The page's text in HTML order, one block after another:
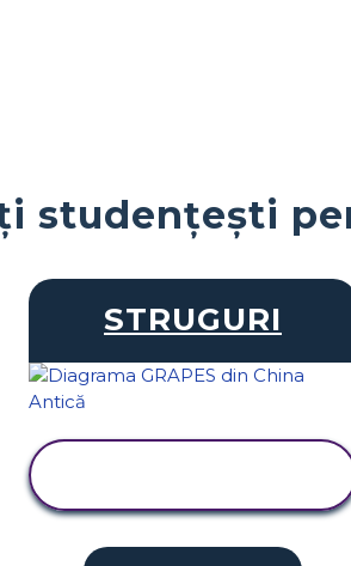
studențești
STRUGURI